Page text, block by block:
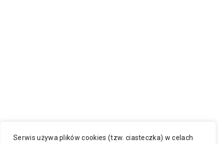
Serwis używa plików cookies (tzw. ciasteczka) w celach